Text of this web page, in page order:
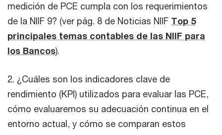
medición de PCE cumpla con los requerimientos
de la NIIF 9? (ver pág. 8 de Noticias NIIF Top 5
principales temas contables de las NIIF para
los Bancos).
2. ¿Cuáles son los indicadores clave de
rendimiento (KPI) utilizados para evaluar las PCE,
cómo evaluaremos su adecuación continua en el
entorno actual, y cómo se comparan estos